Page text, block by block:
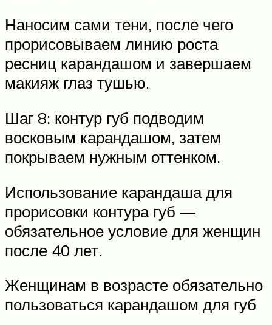
Наносим сами тени, после чего
прорисовываем линию роста
ресниц карандашом и завершаем
макияж глаз тушью.
Шаг 8: контур губ подводим
восковым карандашом, затем
покрываем нужным оттенком.
Использование карандаша для
прорисовки контура губ —
обязательное условие для женщин
после 40 лет.
Женщинам в возрасте обязательно
пользоваться карандашом для губ